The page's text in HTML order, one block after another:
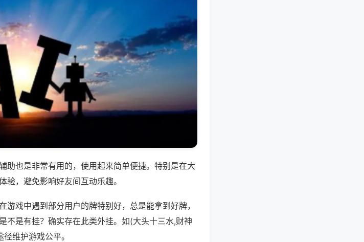
助也是非常有用的，使用起来简单便捷。特别是在大
验，避免影响好友间互动乐趣。
戏中遇到部分用户的牌特别好，总是能拿到好牌，
不是有挂？确实存在此类外挂。如(大头十三水,财神
维护游戏公平。